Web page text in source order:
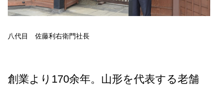
八代目 佐藤利右衛門社長
創業より170余年。山形を代表する老舗